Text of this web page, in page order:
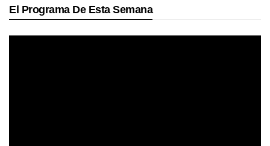
El Programa De Esta Semana